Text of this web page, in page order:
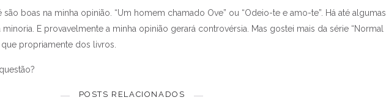
boas na minha opinião. “Um homem chamado Ove” ou “Odeio-te e amo-te”. Há até algumas
E provavelmente a minha opinião gerará controvérsia. Mas gostei mais da série “Normal
que propriamente dos livros.
POSTS RELACIONADOS